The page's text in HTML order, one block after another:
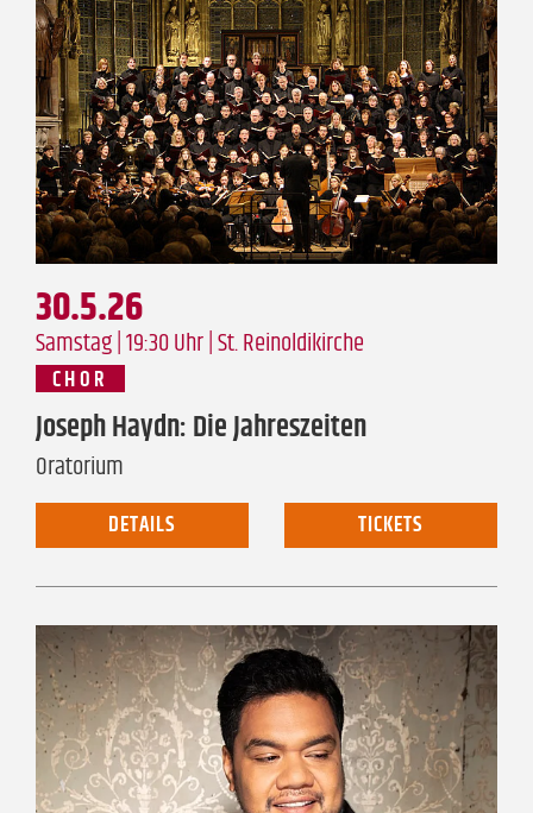
Joseph Haydn: Die Jahreszeiten
30.5.26
Samstag | 19:30 Uhr |St. Reinoldikirche
CHOR
Oratorium
DETAILS TICKETS